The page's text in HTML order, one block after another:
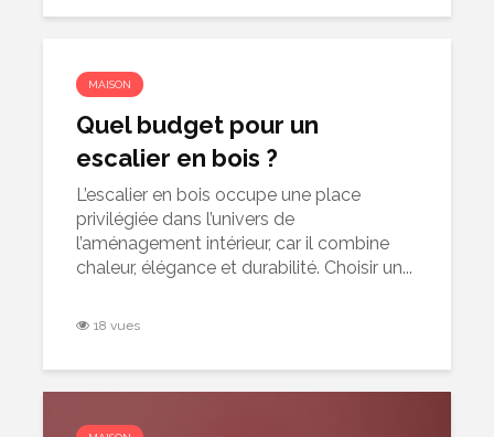
MAISON
Quel budget pour un
escalier en bois ?
L’escalier en bois occupe une place
privilégiée dans l’univers de
l’aménagement intérieur, car il combine
chaleur, élégance et durabilité. Choisir un...
18 vues